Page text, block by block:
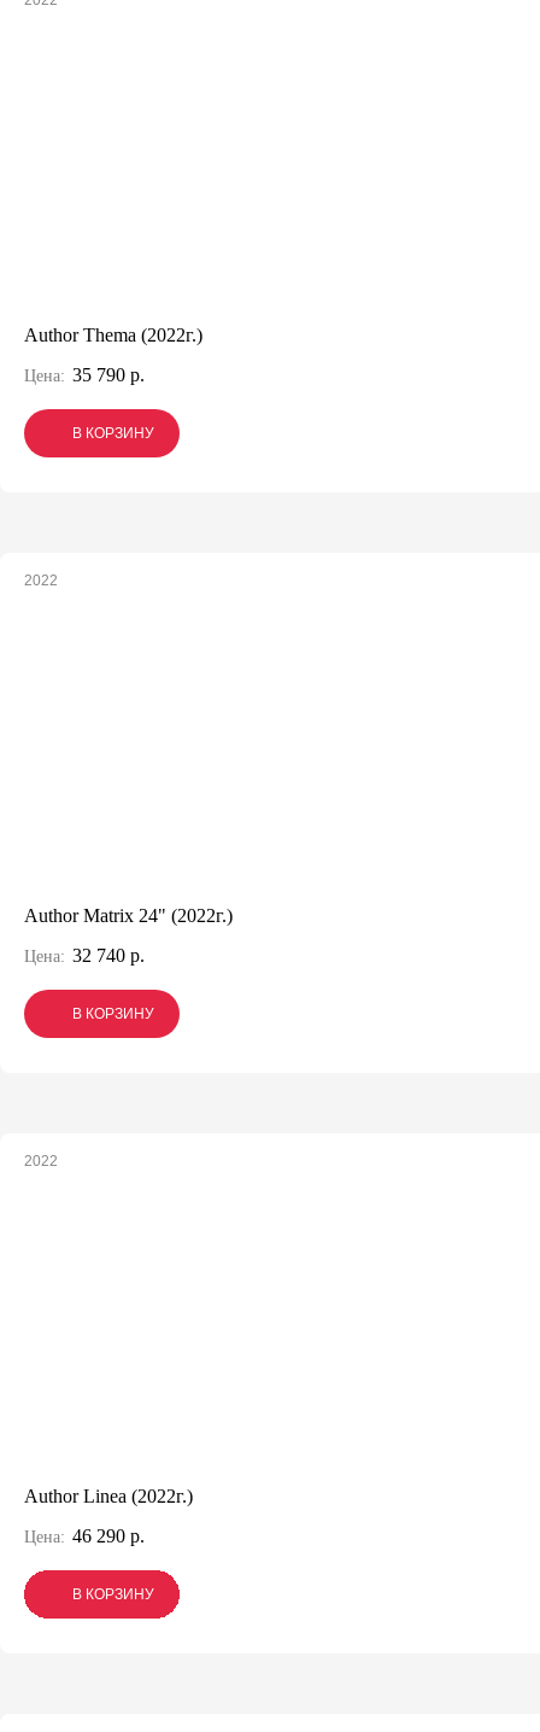
Author Thema (2022г.)
Цена: 35 790 р.
В КОРЗИНУ
В КОРЗИНУ
В КОРЗИНУ
2022
Author Matrix 24" (2022г.)
Цена: 32 740 р.
В КОРЗИНУ
В КОРЗИНУ
В КОРЗИНУ
2022
Author Linea (2022г.)
Цена: 46 290 р.
В КОРЗИНУ
В КОРЗИНУ
В КОРЗИНУ